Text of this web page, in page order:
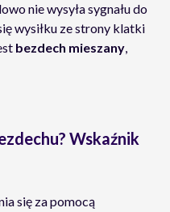
nie wysyła sygnału do
wysiłku ze strony klatki
bezdech mieszany,
Wskaźnik
się za pomocą